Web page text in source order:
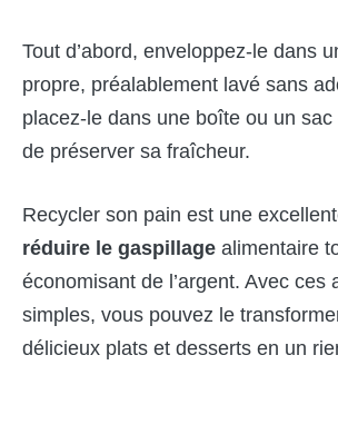
Tout d’abord, enveloppez-le dans
propre, préalablement lavé sans
placez-le dans une boîte ou un
de préserver sa fraîcheur.
Recycler son pain est une
réduire le gaspillage alimentaire
économisant de l’argent. Avec ces
simples, vous pouvez le
délicieux plats et desserts en un